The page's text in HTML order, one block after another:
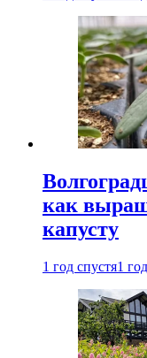
как
капусту
1 год спустя1